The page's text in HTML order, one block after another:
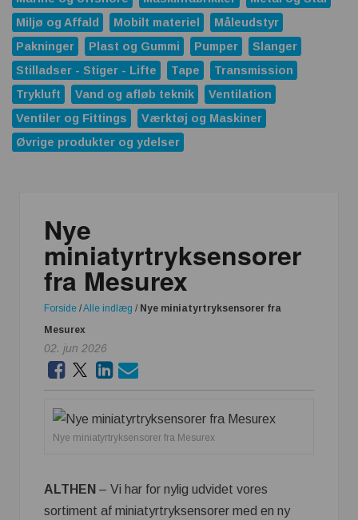
Miljø og Affald
Mobilt materiel
Måleudstyr
Pakninger
Plast og Gummi Pumper
Slanger
Stilladser - Stiger - Lifte
Tape
Transmission
Trykluft
Vand og afløb teknik
Ventilation
Ventiler og Fittings
Værktøj og Maskiner
Øvrige produkter og ydelser
Nye
miniatyrtryksensorer
fra Mesurex
Forside /Alle indlæg / Nye miniatyrtryksensorer fra
Mesurex
02. jun 2026
Nye miniatyrtryksensorer fra Mesurex
ALTHEN – Vi har for nylig udvidet vores
sortiment af miniatyrtryksensorer med en ny